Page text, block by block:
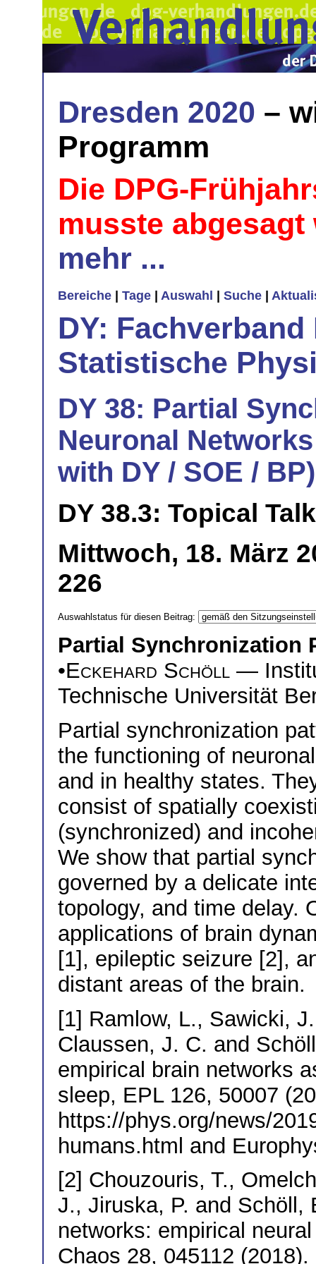
Dresden 2020 –
Programm
Die DPG-
musste
mehr ...
Bereiche | Tage | Auswahl | Suche |
DY:
Statistische
DY 38: Partial
Neuronal
with DY / SOE /
DY 38.3: Topical Talk
Mittwoch, 18. März
226
Auswahlstatus für diesen Beitrag:
Partial Synchronization
•Eckehard Schöll —
Technische Universität
Partial synchronization
the functioning of
and in healthy states.
consist of spatially
(synchronized) and
We show that partial
governed by a delicate
topology, and time delay.
applications of brain
[1], epileptic seizure [2],
distant areas of the brain.
[1] Ramlow, L., Sawicki,
Claussen, J. C. and
empirical brain networks
sleep, EPL 126, 50007
https://phys.org/news/
humans.html and
[2] Chouzouris, T.,
J., Jiruska, P. and Schöll,
networks: empirical
Chaos 28, 045112 (2018).